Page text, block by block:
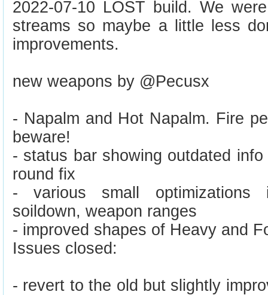
2022-07-10 LOST build. We
streams so maybe a little less
improvements.
new weapons by @Pecusx
- Napalm and Hot Napalm. Fire
beware!
- status bar showing outdated
round fix
- various small optimizations
soildown, weapon ranges
- improved shapes of Heavy and
Issues closed:
- revert to the old but slightly